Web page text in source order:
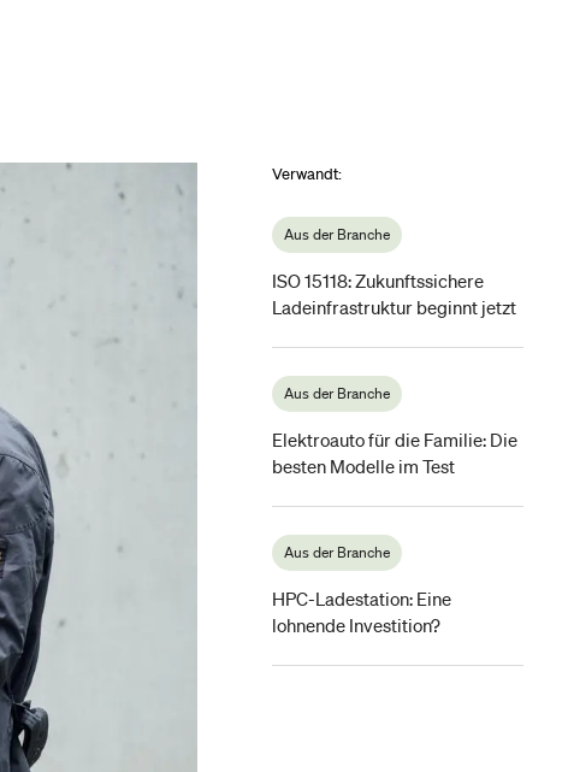
Verwandt:
Aus der Branche
ISO 15118: Zukunftssichere
Ladeinfrastruktur beginnt jetzt
Aus der Branche
Elektroauto für die Familie: Die
besten Modelle im Test
Aus der Branche
HPC-Ladestation: Eine
lohnende Investition?